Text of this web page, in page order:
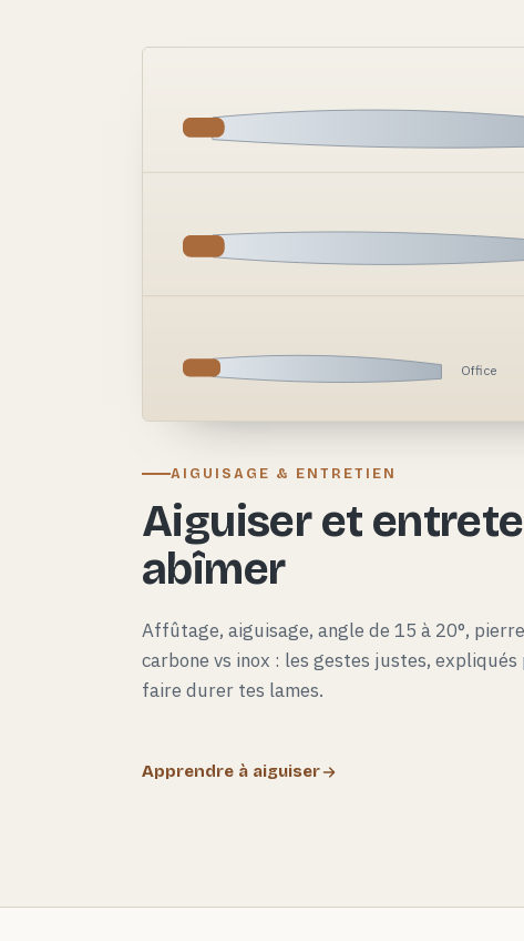
Office
AIGUISAGE & ENTRETIEN
Aiguiser et
abîmer
Affûtage, aiguisage, angle de 15 à 20°,
carbone vs inox : les gestes justes, expliqués
faire durer tes lames.
Apprendre à aiguiser